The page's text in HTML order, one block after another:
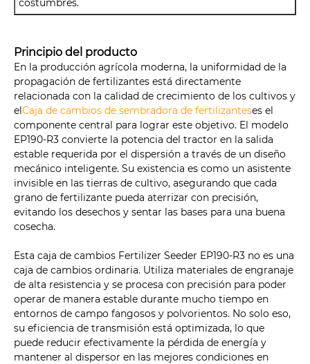
costumbres.
Principio del producto
En la producción agrícola moderna, la uniformidad de la
propagación de fertilizantes está directamente
relacionada con la calidad de crecimiento de los cultivos y
elCaja de cambios de sembradora de fertilizanteses el
componente central para lograr este objetivo. El modelo
EP190-R3 convierte la potencia del tractor en la salida
estable requerida por el dispersión a través de un diseño
mecánico inteligente. Su existencia es como un asistente
invisible en las tierras de cultivo, asegurando que cada
grano de fertilizante pueda aterrizar con precisión,
evitando los desechos y sentar las bases para una buena
cosecha.
Esta caja de cambios Fertilizer Seeder EP190-R3 no es una
caja de cambios ordinaria. Utiliza materiales de engranaje
de alta resistencia y se procesa con precisión para poder
operar de manera estable durante mucho tiempo en
entornos de campo fangosos y polvorientos. No solo eso,
su eficiencia de transmisión está optimizada, lo que
puede reducir efectivamente la pérdida de energía y
mantener al dispersor en las mejores condiciones en